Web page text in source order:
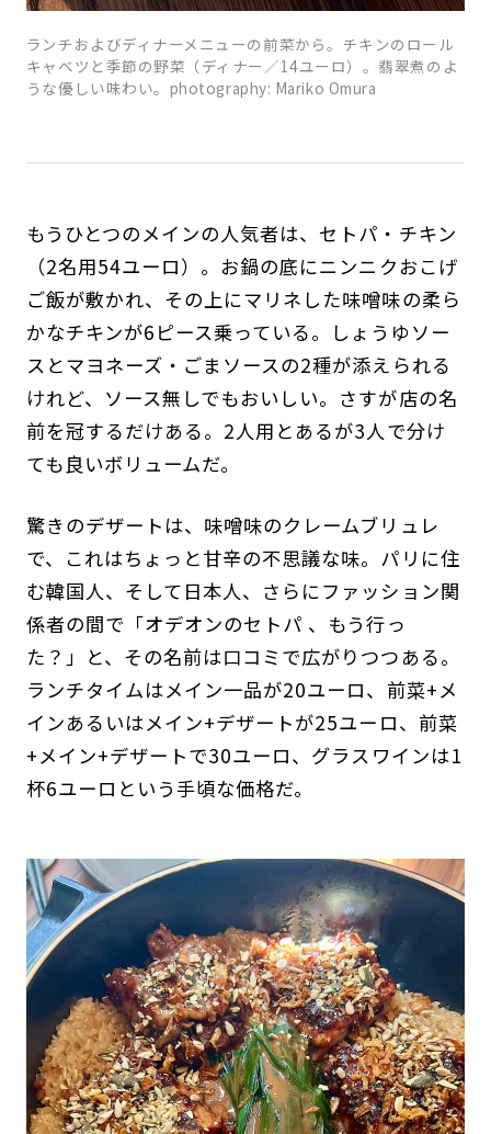
ランチおよびディナーメニューの前菜から。チキンのロール
キャベツと季節の野菜（ディナー／14ユーロ）。翡翠煮のよ
うな優しい味わい。photography: Mariko Omura
もうひとつのメインの人気者は、セトパ・チキン
（2名用54ユーロ）。お鍋の底にニンニクおこげ
ご飯が敷かれ、その上にマリネした味噌味の柔ら
かなチキンが6ピース乗っている。しょうゆソー
スとマヨネーズ・ごまソースの2種が添えられる
けれど、ソース無しでもおいしい。さすが店の名
前を冠するだけある。2人用とあるが3人で分け
ても良いボリュームだ。
驚きのデザートは、味噌味のクレームブリュレ
で、これはちょっと甘辛の不思議な味。パリに住
む韓国人、そして日本人、さらにファッション関
係者の間で「オデオンのセトパ 、もう行っ
た？」と、その名前は口コミで広がりつつある。
ランチタイムはメイン一品が20ユーロ、前菜+メ
インあるいはメイン+デザートが25ユーロ、前菜
+メイン+デザートで30ユーロ、グラスワインは1
杯6ユーロという手頃な価格だ。